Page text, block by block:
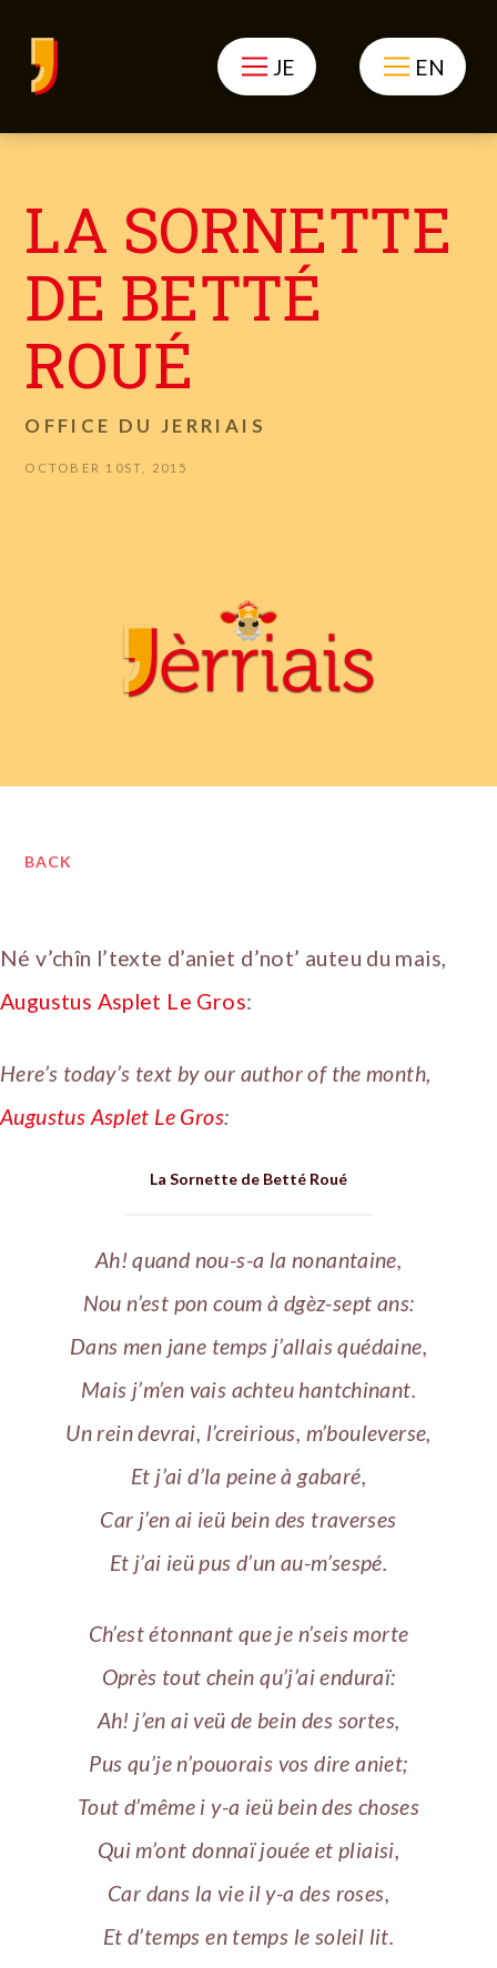
JE EN
LA SORNETTE
DE BETTÉ
ROUÉ
OFFICE DU JERRIAIS
OCTOBER 10ST, 2015
BACK
Né v’chîn l’texte d’aniet d’not’ auteu du mais,
Augustus Asplet Le Gros:
Here’s today’s text by our author of the month,
Augustus Asplet Le Gros:
La Sornette de Betté Roué
Ah! quand nou-s-a la nonantaine,
Nou n’est pon coum à dgèz-sept ans:
Dans men jane temps j’allais quédaine,
Mais j’m’en vais achteu hantchinant.
Un rein devrai, l’creirious, m’bouleverse,
Et j’ai d’la peine à gabaré,
Car j’en ai ieü bein des traverses
Et j’ai ieü pus d’un au-m’sespé.
Ch’est étonnant que je n’seis morte
Oprès tout chein qu’j’ai enduraï:
Ah! j’en ai veü de bein des sortes,
Pus qu’je n’pouorais vos dire aniet;
Tout d’même i y-a ieü bein des choses
Qui m’ont donnaï jouée et pliaisi,
Car dans la vie il y-a des roses,
Et d’temps en temps le soleil lit.